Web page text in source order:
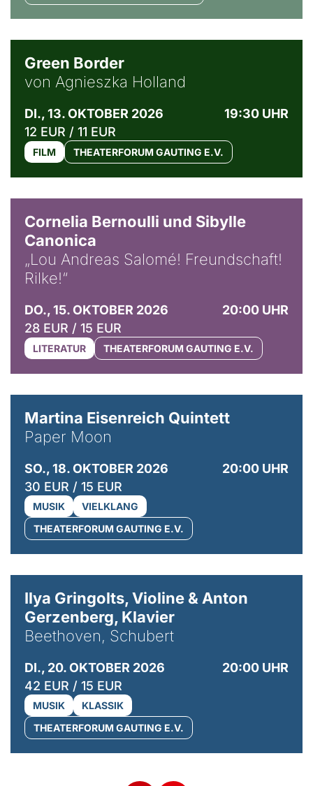
Green Border
von Agnieszka Holland
DI., 13. OKTOBER 2026
19:30 UHR
12 EUR / 11 EUR
FILM THEATERFORUM GAUTING E.V.
Cornelia Bernoulli und Sibylle
Canonica
„Lou Andreas Salomé! Freundschaft!
Rilke!“
DO., 15. OKTOBER 2026
20:00 UHR
28 EUR / 15 EUR
LITERATUR THEATERFORUM GAUTING E.V.
Martina Eisenreich Quintett
Paper Moon
SO., 18. OKTOBER 2026
20:00 UHR
30 EUR / 15 EUR
MUSIK
VIELKLANG
THEATERFORUM GAUTING E.V.
Ilya Gringolts, Violine & Anton
Gerzenberg, Klavier
Beethoven, Schubert
DI., 20. OKTOBER 2026
20:00 UHR
42 EUR / 15 EUR
MUSIK
KLASSIK
THEATERFORUM GAUTING E.V.